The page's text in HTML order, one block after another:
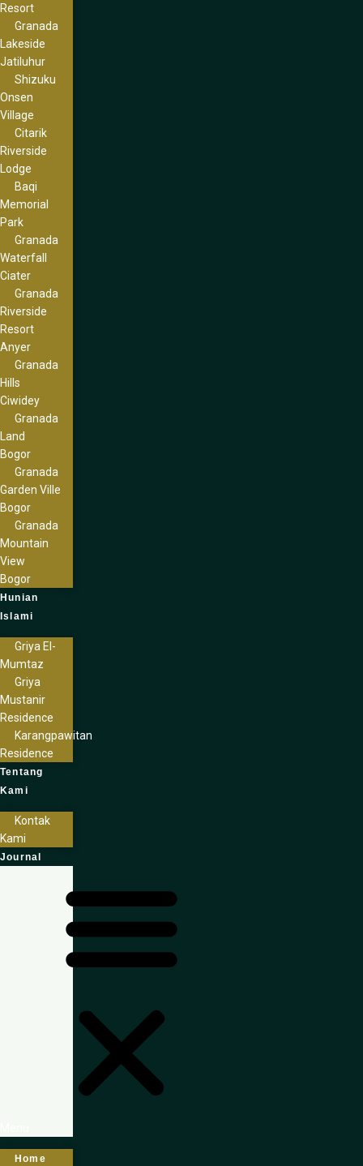
Resort
Granada
Lakeside
Jatiluhur
Shizuku
Onsen
Village
Citarik
Riverside
Lodge
Baqi
Memorial
Park
Granada
Waterfall
Ciater
Granada
Riverside
Resort
Anyer
Granada
Hills
Ciwidey
Granada
Land
Bogor
Granada
Garden Ville
Bogor
Granada
Mountain
View
Bogor
Hunian
Islami
Griya El-
Mumtaz
Griya
Mustanir
Residence
Karangpawitan
Residence
Tentang
Kami
Kontak
Kami
Journal
Home